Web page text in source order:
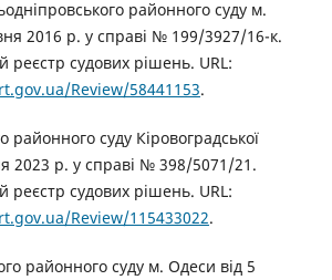
районного суду м.
2016 р. у справі № 199/3927/16-к.
судових рішень. URL:
Review/58441153.
районного суду Кіровоградської
2023 р. у справі № 398/5071/21.
судових рішень. URL:
Review/115433022.
районного суду м. Одеси від 5